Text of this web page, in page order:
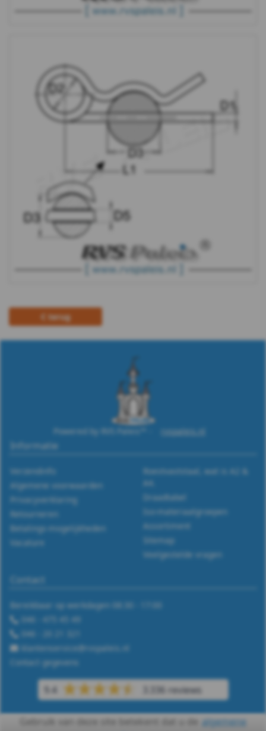
terug
Powered by RVS Paleis™ - rvspaleis.nl
Informatie
Verzendinfo
Algemene voorwaarden
Privacyverklaring
Retourneren
Betalings-mogelijkheden
Vacature
Roestvaststaal, wat is A2 &
A4.
Draadtabel
Iso-materiaalgroepen
Assortiment
Sitemap
Veelgestelde vragen
Contact
Bereikbaar op werkdagen 08:30 - 17:00
046 - 475 45 49
046 - 20 21 321
klantenservice@rvspaleis.nl
Contact gegevens
9.4 3.336 reviews
Gebruik van deze site betekent dat u de algemene